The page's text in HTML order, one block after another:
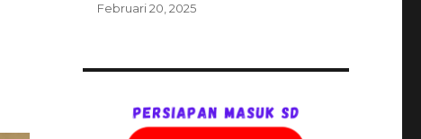
Februari 20, 2025